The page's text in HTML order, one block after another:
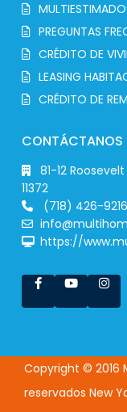
PREGUNTAS
CRÉDITO DE
LEASING
CRÉDITO DE
CONTÁCTANOS
81-12
11372
(718) 426-9216
https://
Copyright © 2016
reservados New